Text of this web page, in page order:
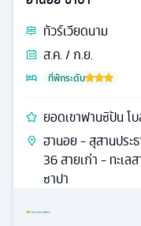
ทัวร์เวียดนาม
ส.ค. / ก.ย.
ที่พักระดับ
ยอดเขาฟานซิปัน โ
ฮานอย - สุสานประ
36 สายเก่า - ทะเ
ซาปา